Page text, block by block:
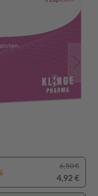
6,50 €
4,92 €